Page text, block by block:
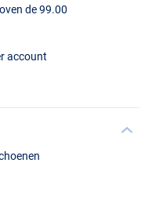
de 99.00
account